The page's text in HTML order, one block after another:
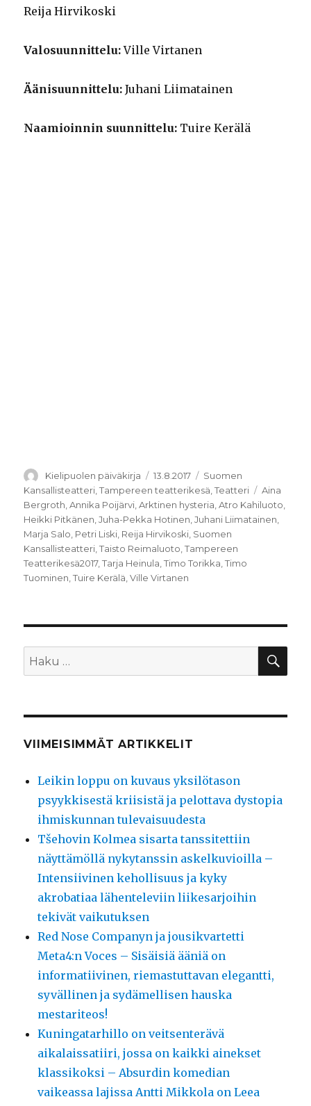
Reija Hirvikoski
Valosuunnittelu:Ville Virtanen
Äänisuunnittelu:Juhani Liimatainen
Naamioinnin suunnittelu: Tuire Kerälä
Kirjoittaja
Kielipuolen päiväkirja Julkaistu
13.8.2017 Kategoriat
Suomen
Kansallisteatteri ,Tampereen teatterikesä ,Teatteri Avainsanat
Aina
Bergroth ,Annika Poijärvi ,Arktinen hysteria ,Atro Kahiluoto
Heikki Pitkänen ,Juha-Pekka Hotinen ,Juhani Liimatainen
Marja Salo Petri Liski Reija Hirvikoski Suomen
Kansallisteatteri ,Taisto Reimaluoto ,Tampereen
Teatterikesä2017,Tarja Heinula ,Timo Torikka ,Timo
Tuominen ,Tuire Kerälä ,Ville Virtanen
Etsi:
VIIMEISIMMÄT ARTIKKELIT
Leikin loppu on kuvaus yksilötason
psyykkisestä kriisistä ja pelottava dystopia
ihmiskunnan tulevaisuudesta
Tšehovin Kolmea sisarta tanssitettiin
näyttämöllä nykytanssin askelkuvioilla –
Intensiivinen kehollisuus ja kyky
akrobatiaa lähenteleviin liikesarjoihin
tekivät vaikutuksen
Red Nose Companyn ja jousikvartetti
Meta4:n Voces – Sisäisiä ääniä on
informatiivinen, riemastuttavan elegantti,
syvällinen ja sydämellisen hauska
mestariteos!
Kuningatarhillo on veitsenterävä
aikalaissatiiri, jossa on kaikki ainekset
klassikoksi – Absurdin komedian
vaikeassa lajissa Antti Mikkola on Leea